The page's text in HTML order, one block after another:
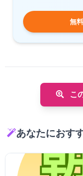
無
こ
あなたにおす